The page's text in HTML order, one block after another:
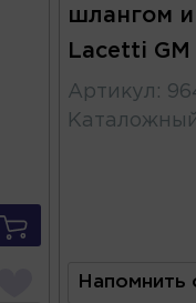
шлангом
Lacetti GM
Артикул :
Напомнить